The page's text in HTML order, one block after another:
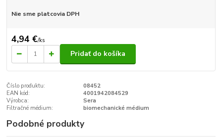
Nie sme platcovia DPH
4,94 €/ks
Pridať do košíka
Číslo produktu:
08452
EAN kód:
4001942084529
Výrobca:
Sera
Filtračné médium:
biomechanické médium
Podobné produkty